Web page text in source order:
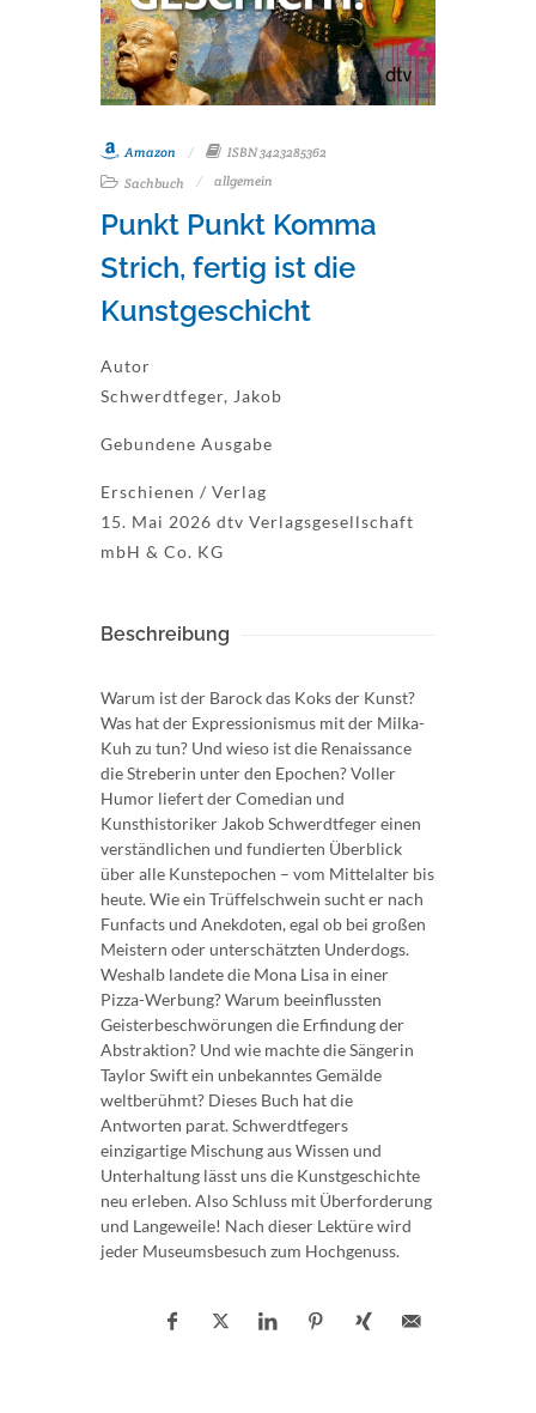
Amazon
ISBN 3423285362
Sachbuch
allgemein
Punkt Punkt Komma
Strich, fertig ist die
Kunstgeschicht
Autor
Schwerdtfeger, Jakob
Gebundene Ausgabe
Erschienen / Verlag
15. Mai 2026 dtv Verlagsgesellschaft
mbH & Co. KG
Beschreibung
Warum ist der Barock das Koks der Kunst?
Was hat der Expressionismus mit der Milka-
Kuh zu tun? Und wieso ist die Renaissance
die Streberin unter den Epochen? Voller
Humor liefert der Comedian und
Kunsthistoriker Jakob Schwerdtfeger einen
verständlichen und fundierten Überblick
über alle Kunstepochen – vom Mittelalter bis
heute. Wie ein Trüffelschwein sucht er nach
Funfacts und Anekdoten, egal ob bei großen
Meistern oder unterschätzten Underdogs.
Weshalb landete die Mona Lisa in einer
Pizza-Werbung? Warum beeinflussten
Geisterbeschwörungen die Erfindung der
Abstraktion? Und wie machte die Sängerin
Taylor Swift ein unbekanntes Gemälde
weltberühmt? Dieses Buch hat die
Antworten parat. Schwerdtfegers
einzigartige Mischung aus Wissen und
Unterhaltung lässt uns die Kunstgeschichte
neu erleben. Also Schluss mit Überforderung
und Langeweile! Nach dieser Lektüre wird
jeder Museumsbesuch zum Hochgenuss.